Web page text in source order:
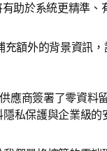
助於系統更精準、
充額外的背景資訊
應商簽署了零資料
私保護與企業級